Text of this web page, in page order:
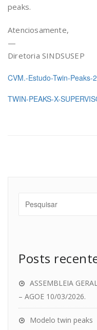
peaks.
Atenciosamente,
—
Diretoria SINDSUSEP
CVM.-Estudo-Twin-Peaks-
TWIN-PEAKS-X-
Posts
ASSEMBLEIA
– AGOE 10/03/2026.
Modelo twin peaks